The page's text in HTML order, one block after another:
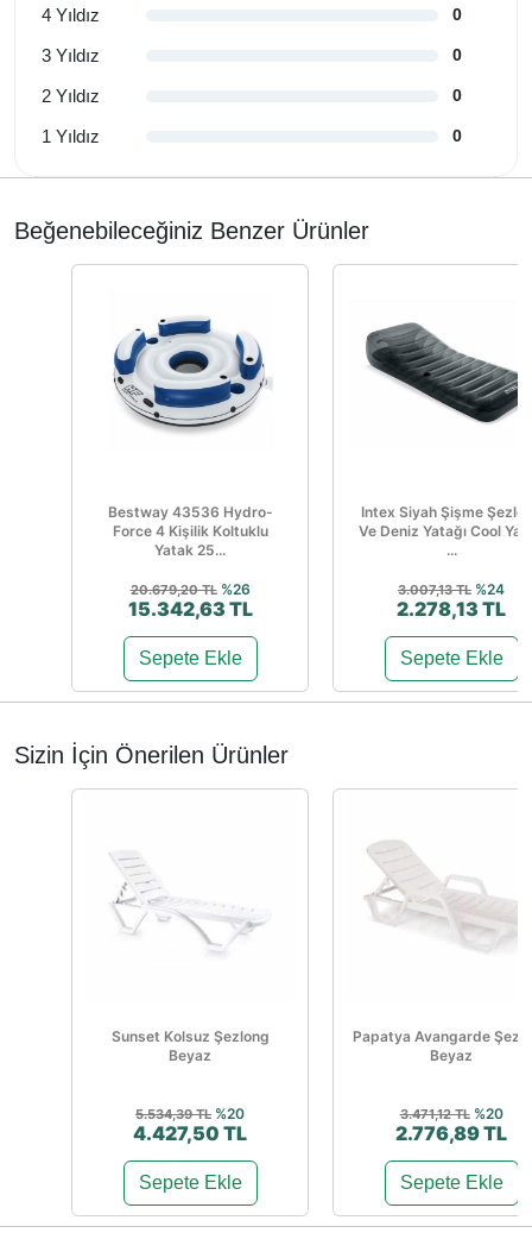
4 Yıldız 0
3 Yıldız 0
2 Yıldız 0
1 Yıldız 0
Beğenebileceğiniz Benzer Ürünler
Bestway 43536 Hydro-
Force 4 Kişilik Koltuklu
Yatak 25...
20.679,20 TL %26
15.342,63 TL
Sepete Ekle
Intex Siyah Şişme
Ve Deniz Yatağı Cool
...
3.007,13 TL %24
2.278,13 TL
Sepete Ekle
Sizin İçin Önerilen Ürünler
Sunset Kolsuz Şezlong
Beyaz
5.534,39 TL %20
4.427,50 TL
Sepete Ekle
Papatya Avangarde
Beyaz
3.471,12 TL %20
2.776,89 TL
Sepete Ekle